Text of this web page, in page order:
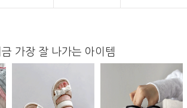
금 가장 잘 나가는 아이템